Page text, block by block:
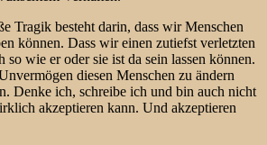
Tragik besteht darin, dass wir Menschen
können. Dass wir einen zutiefst verletzten
so wie er oder sie ist da sein lassen können.
diesen Menschen zu ändern
Denke ich, schreibe ich und bin auch nicht
akzeptieren kann. Und akzeptieren